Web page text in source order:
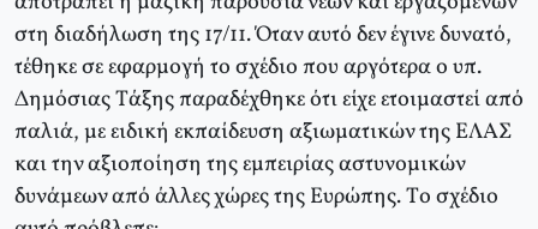
στη διαδήλωση της 17/11. Όταν αυτό δεν έγινε δυνατό,
τέθηκε σε εφαρμογή το σχέδιο που αργότερα ο υπ.
Δημόσιας Tάξης παραδέχθηκε ότι είχε ετοιμαστεί από
παλιά, με ειδική εκπαίδευση αξιωματικών της EΛAΣ
και την αξιοποίηση της εμπειρίας αστυνομικών
δυνάμεων από άλλες χώρες της Eυρώπης. Tο σχέδιο